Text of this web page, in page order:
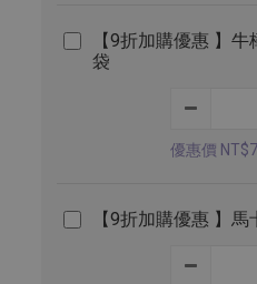
【9折加購優惠 】
袋
優惠價
【9折加購優惠 】